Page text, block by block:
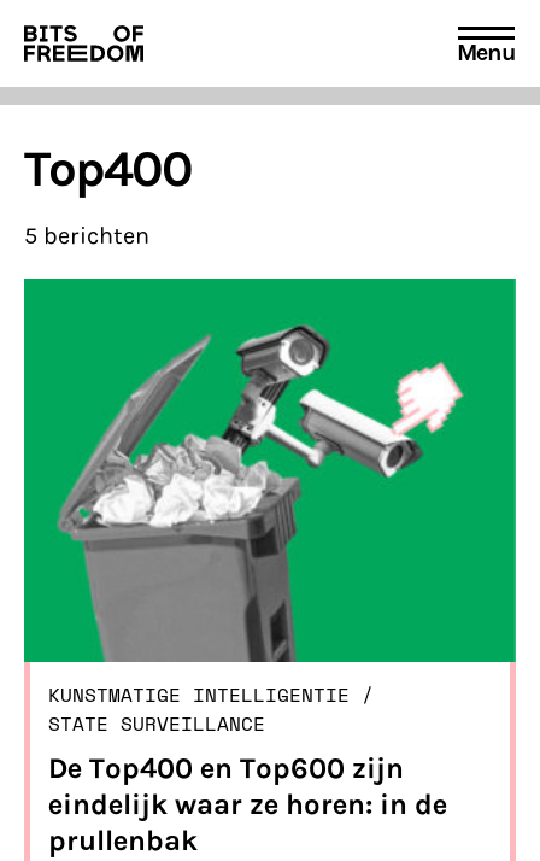
Search
for:
Menu
Top400
5 berichten
KUNSTMATIGE INTELLIGENTIE /
STATE SURVEILLANCE
De Top400 en Top600 zijn
eindelijk waar ze horen: in de
prullenbak